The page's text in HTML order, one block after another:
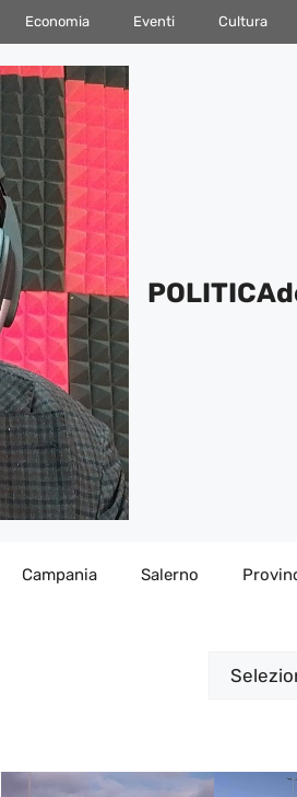
Economia Eventi Cultura
Campania Salerno
Categorie